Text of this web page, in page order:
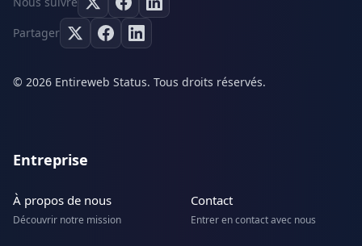
Partager
© 2026 Entireweb Status. Tous droits réservés.
Entreprise
À propos de nous
Découvrir notre mission
Contact
Entrer en contact avec nous